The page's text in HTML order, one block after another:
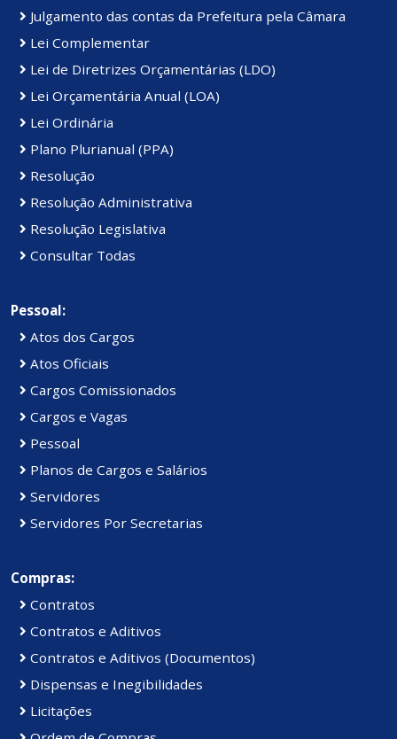
Julgamento das contas da Prefeitura pela Câmara
Lei Complementar
Lei de Diretrizes Orçamentárias (LDO)
Lei Orçamentária Anual (LOA)
Lei Ordinária
Plano Plurianual (PPA)
Resolução
Resolução Administrativa
Resolução Legislativa
Consultar Todas
Pessoal:
Atos dos Cargos
Atos Oficiais
Cargos Comissionados
Cargos e Vagas
Pessoal
Planos de Cargos e Salários
Servidores
Servidores Por Secretarias
Compras:
Contratos
Contratos e Aditivos
Contratos e Aditivos (Documentos)
Dispensas e Inegibilidades
Licitações